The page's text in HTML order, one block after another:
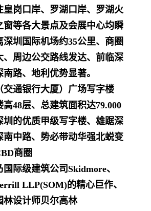
皇岗口岸、罗湖口岸、罗湖火
窗等各大景点及会展中心均瞬
深圳国际机场约35公里、商圈
、周边公交路线发达、前临深
路、地利优势显著。
交通银行大厦）广场写字楼
48层、总建筑面积达79.000
圳的优质甲级写字楼、雄踞深
南中路、势必带动华强北蜕变
商圈
际级建筑公司Skidmore、
LLP(SOM)的精心巨作、
林设计师贝尔高林